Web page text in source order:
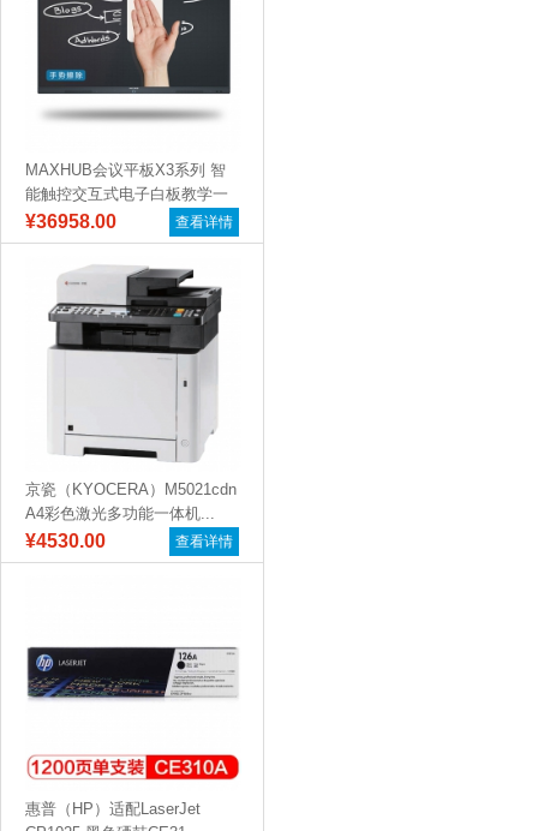
MAXHUB会议平板X3系列 智
能触控交互式电子白板教学一
体机远...
¥36958.00 查看详情
京瓷（KYOCERA）M5021cdn
A4彩色激光多功能一体机...
¥4530.00 查看详情
惠普（HP）适配LaserJet